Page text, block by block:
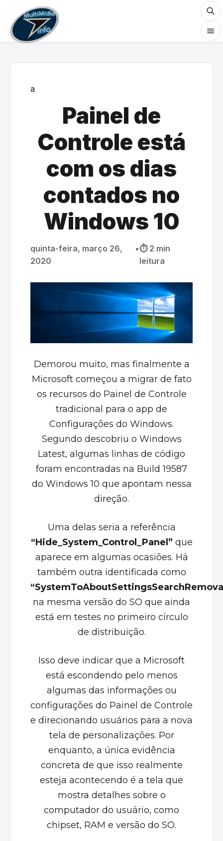
a
Painel de
Controle está
com os dias
contados no
Windows 10
quinta-feira, março 26,
2020
•⏱️ 2 min
leitura
Demorou muito, mas finalmente a
Microsoft começou a migrar de fato
os recursos do Painel de Controle
tradicional para o app de
Configurações do Windows.
Segundo descobriu o Windows
Latest, algumas linhas de código
foram encontradas na Build 19587
do Windows 10 que apontam nessa
direção.
Uma delas seria a referência
“Hide_System_Control_Panel” que
aparece em algumas ocasiões. Há
também outra identificada como
na mesma versão do SO que ainda
está em testes no primeiro círculo
de distribuição.
Isso deve indicar que a Microsoft
está escondendo pelo menos
algumas das informações ou
configurações do Painel de Controle
e direcionando usuários para a nova
tela de personalizações. Por
enquanto, a única evidência
concreta de que isso realmente
esteja acontecendo é a tela que
mostra detalhes sobre o
computador do usuário, como
chipset, RAM e versão do SO.